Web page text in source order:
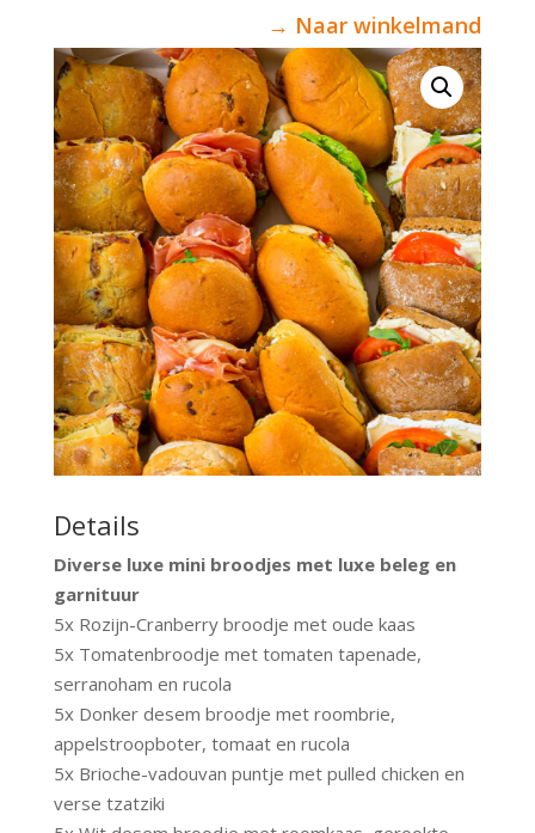
→ Naar winkelmand
Details
Diverse luxe mini broodjes met luxe beleg en
garnituur
5x Rozijn-Cranberry broodje met oude kaas
5x Tomatenbroodje met tomaten tapenade,
serranoham en rucola
5x Donker desem broodje met roombrie,
appelstroopboter, tomaat en rucola
5x Brioche-vadouvan puntje met pulled chicken en
verse tzatziki